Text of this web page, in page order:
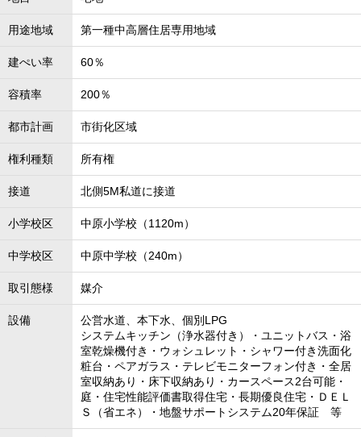
用途地域 第一種中高層住居専用地域
建ぺい率 60％
容積率 200％
都市計画 市街化区域
権利種類 所有権
接道 北側5M私道に接道
小学校区 中原小学校（1120m）
中学校区 中原中学校（240m）
取引態様 媒介
設備
公営水道、本下水、個別LPG
システムキッチン（浄水器付き）・ユニットバス・浴
室乾燥機付き・ウォシュレット・シャワー付き洗面化
粧台・ペアガラス・テレビモニターフォン付き・全居
室収納あり・床下収納あり・カースペース2台可能・
庭・住宅性能評価書取得住宅・長期優良住宅・ＤＥＬ
Ｓ（省エネ）・地盤サポートシステム20年保証 等